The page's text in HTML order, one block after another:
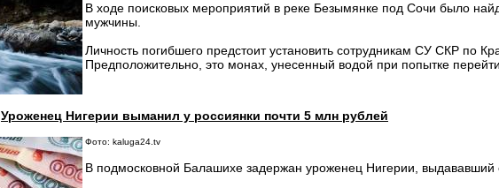
В ходе поисковых мероприятий в реке Безымянке под Сочи было
мужчины.
Личность погибшего предстоит установить сотрудникам СУ СКР по
Предположительно, это монах, унесенный водой при попытке
Уроженец Нигерии выманил у россиянки почти 5 млн рублей
Фото: kaluga24.tv
В подмосковной Балашихе задержан уроженец Нигерии, выдававший